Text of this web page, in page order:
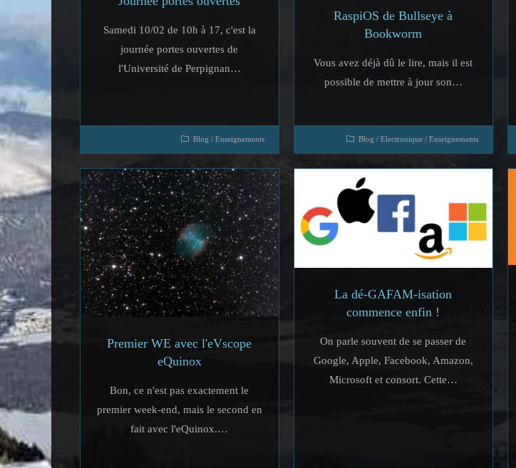
Samedi 10/02 de 10h à 17, c'est la
journée portes ouvertes de
l'Université de Perpignan…
Blog / Enseignements
RaspiOS de Bullseye à
Bookworm
Vous avez déjà dû le lire, mais il est
possible de mettre à jour son…
Blog / Electronique/ Enseignements
Premier WE avec l'eVscope
eQuinox
Bon, ce n'est pas exactement le
premier week-end, mais le second en
fait avec l'eQuinox.…
La dé-GAFAM-isation
commence enfin !
On parle souvent de se passer de
Google, Apple, Facebook, Amazon,
Microsoft et consort. Cette…